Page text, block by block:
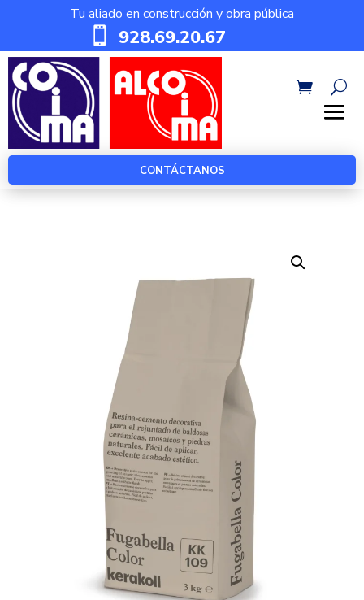
Tu aliado en construcción y obra pública
 928.69.20.67
CONTÁCTANOS